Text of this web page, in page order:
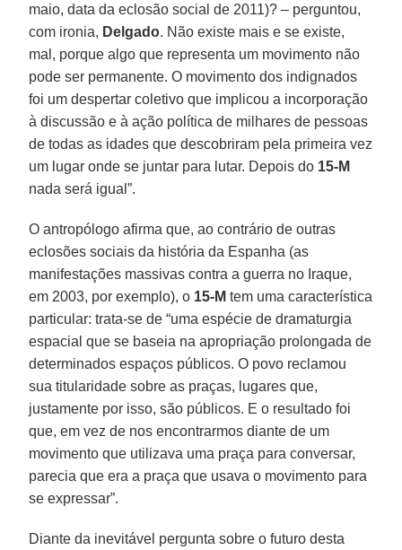
maio, data da eclosão social de 2011)? – perguntou,
com ironia, Delgado. Não existe mais e se existe,
mal, porque algo que representa um movimento não
pode ser permanente. O movimento dos indignados
foi um despertar coletivo que implicou a incorporação
à discussão e à ação política de milhares de pessoas
de todas as idades que descobriram pela primeira vez
um lugar onde se juntar para lutar. Depois do 15-M
nada será igual”.
O antropólogo afirma que, ao contrário de outras
eclosões sociais da história da Espanha (as
manifestações massivas contra a guerra no Iraque,
em 2003, por exemplo), o 15-M tem uma característica
particular: trata-se de “uma espécie de dramaturgia
espacial que se baseia na apropriação prolongada de
determinados espaços públicos. O povo reclamou
sua titularidade sobre as praças, lugares que,
justamente por isso, são públicos. E o resultado foi
que, em vez de nos encontrarmos diante de um
movimento que utilizava uma praça para conversar,
parecia que era a praça que usava o movimento para
se expressar”.
Diante da inevitável pergunta sobre o futuro desta